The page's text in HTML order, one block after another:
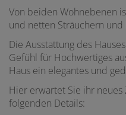
Von beiden Wohnebenen
und netten Sträuchern
Die Ausstattung des
Gefühl für Hochwertiges
Haus ein elegantes und
Hier erwartet Sie ihr neues
folgenden Details: